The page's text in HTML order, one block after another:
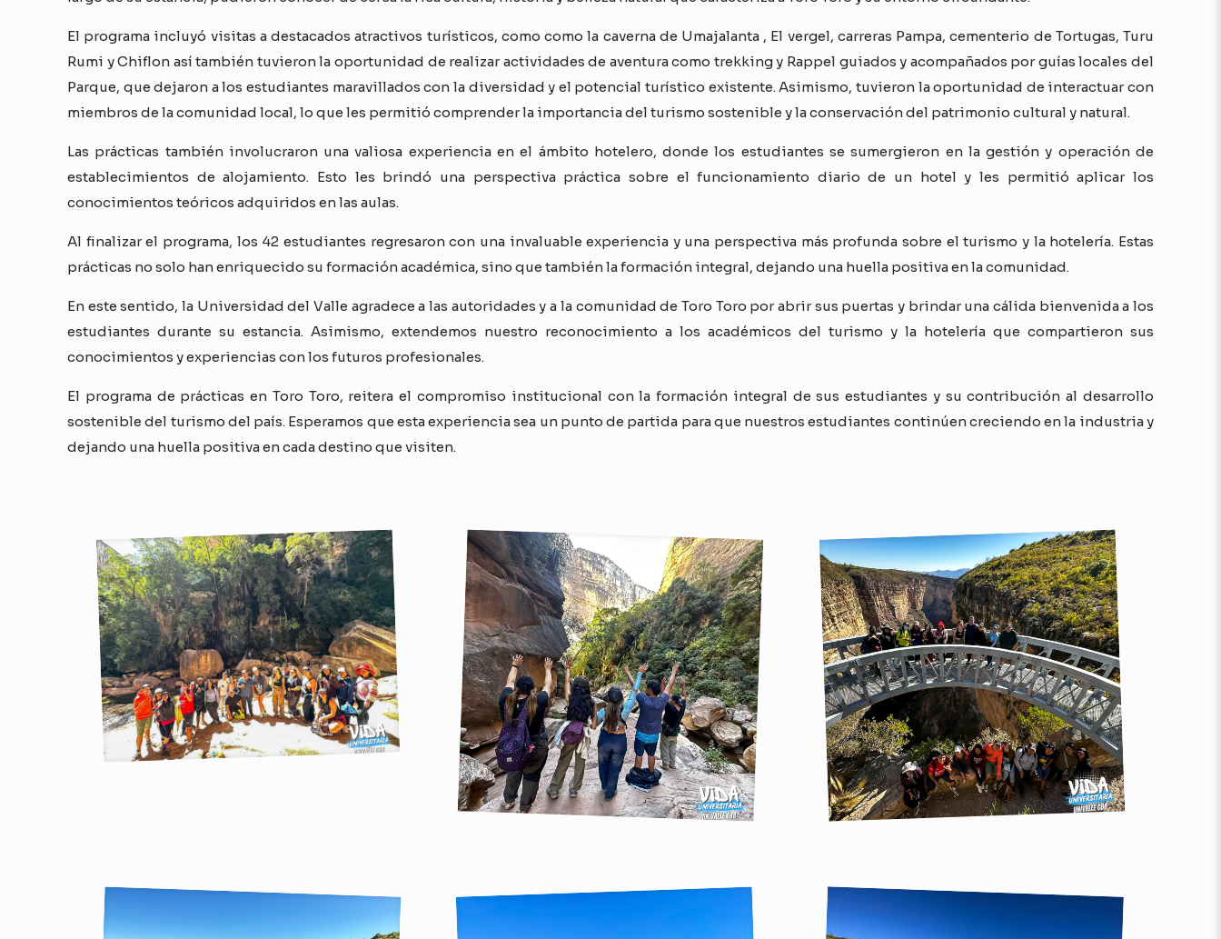
El programa incluyó visitas a destacados atractivos turísticos, como como la caverna de Umajalanta , El vergel, carreras Pampa, cementerio de Tortugas, Turu
Rumi y Chiflon así también tuvieron la oportunidad de realizar actividades de aventura como trekking y Rappel guiados y acompañados por guías locales del
Parque, que dejaron a los estudiantes maravillados con la diversidad y el potencial turístico existente. Asimismo, tuvieron la oportunidad de interactuar con
miembros de la comunidad local, lo que les permitió comprender la importancia del turismo sostenible y la conservación del patrimonio cultural y natural.
Las prácticas también involucraron una valiosa experiencia en el ámbito hotelero, donde los estudiantes se sumergieron en la gestión y operación de
establecimientos de alojamiento. Esto les brindó una perspectiva práctica sobre el funcionamiento diario de un hotel y les permitió aplicar los
conocimientos teóricos adquiridos en las aulas.
Al finalizar el programa, los 42 estudiantes regresaron con una invaluable experiencia y una perspectiva más profunda sobre el turismo y la hotelería. Estas
prácticas no solo han enriquecido su formación académica, sino que también la formación integral, dejando una huella positiva en la comunidad.
En este sentido, la Universidad del Valle agradece a las autoridades y a la comunidad de Toro Toro por abrir sus puertas y brindar una cálida bienvenida a los
estudiantes durante su estancia. Asimismo, extendemos nuestro reconocimiento a los académicos del turismo y la hotelería que compartieron sus
conocimientos y experiencias con los futuros profesionales.
El programa de prácticas en Toro Toro, reitera el compromiso institucional con la formación integral de sus estudiantes y su contribución al desarrollo
sostenible del turismo del país. Esperamos que esta experiencia sea un punto de partida para que nuestros estudiantes continúen creciendo en la industria y
dejando una huella positiva en cada destino que visiten.